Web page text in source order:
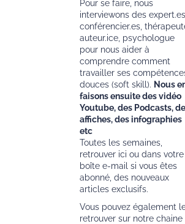
Pour se faire, nous
interviewons des expert.es,
conférencier.es,
auteur.ice, psychologue
pour nous aider à
comprendre comment
travailler ses
douces (soft skill). Nous
faisons ensuite des vidéo
Youtube, des Podcasts,
affiches, des infographies
etc
Toutes les semaines,
retrouver ici ou dans votre
boîte e-mail si vous êtes
abonné, des nouveaux
articles exclusifs.
Vous pouvez également
retrouver sur notre chaine